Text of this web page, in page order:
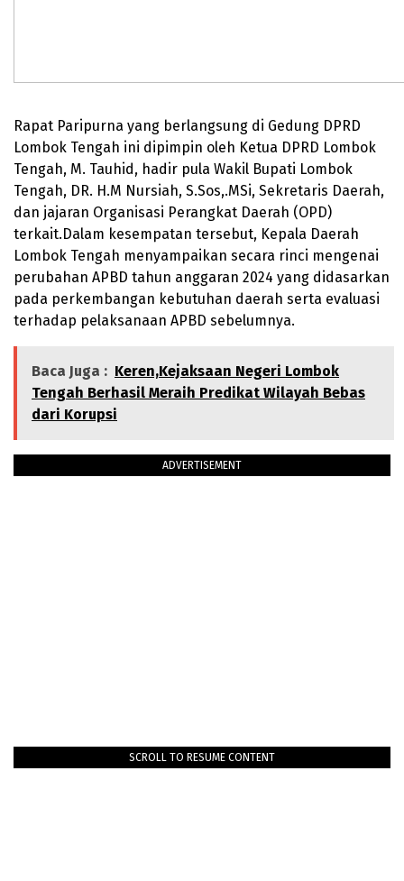
Rapat Paripurna yang berlangsung di Gedung DPRD
Lombok Tengah ini dipimpin oleh Ketua DPRD Lombok
Tengah, M. Tauhid, hadir pula Wakil Bupati Lombok
Tengah, DR. H.M Nursiah, S.Sos,.MSi, Sekretaris Daerah,
dan jajaran Organisasi Perangkat Daerah (OPD)
terkait.Dalam kesempatan tersebut, Kepala Daerah
Lombok Tengah menyampaikan secara rinci mengenai
perubahan APBD tahun anggaran 2024 yang didasarkan
pada perkembangan kebutuhan daerah serta evaluasi
terhadap pelaksanaan APBD sebelumnya.
Baca Juga : Keren,Kejaksaan Negeri Lombok
Tengah Berhasil Meraih Predikat Wilayah Bebas
dari Korupsi
ADVERTISEMENT
SCROLL TO RESUME CONTENT